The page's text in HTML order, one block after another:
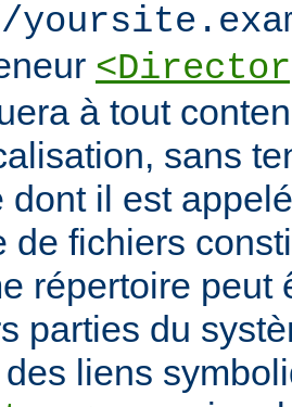
à tout
sans
dont il est
de fichiers
répertoire peut
parties du
liens